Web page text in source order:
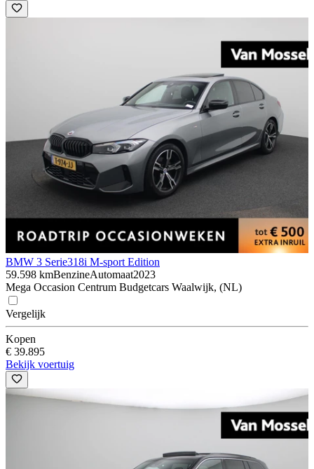
BMW 3 Serie318i M-sport Edition
59.598 kmBenzineAutomaat2023
Mega Occasion Centrum Budgetcars Waalwijk, (NL)
Vergelijk
Kopen
€ 39.895
Bekijk voertuig